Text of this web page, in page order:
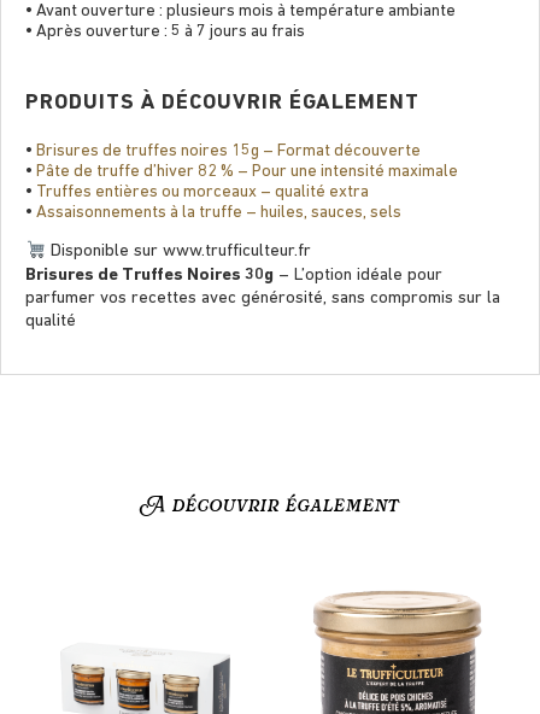
• Avant ouverture : plusieurs mois à température ambiante
• Après ouverture : 5 à 7 jours au frais
PRODUITS À DÉCOUVRIR ÉGALEMENT
• Brisures de truffes noires 15g – Format découverte
• Pâte de truffe d’hiver 82 % – Pour une intensité maximale
•
Truffes entières ou morceaux – qualité extra
• Assaisonnements à la truffe – huiles, sauces, sels
Disponible sur www.trufﬁculteur.fr
Brisures de Truffes Noires 30g – L’option idéale pour
parfumer vos recettes avec générosité, sans compromis sur la
qualité
A découvrir également